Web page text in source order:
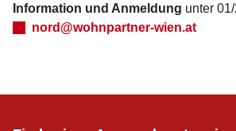
Information und Anmeldung unter
nord@wohnpartner-wien.at